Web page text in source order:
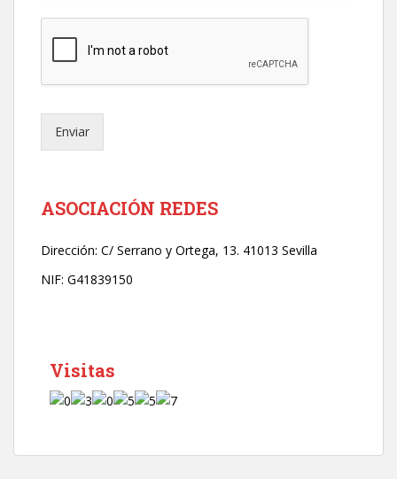
e
e
t
n
o
*
Enviar
ASOCIACIÓN REDES
Dirección: C/ Serrano y Ortega, 13. 41013 Sevilla
NIF: G41839150
Visitas